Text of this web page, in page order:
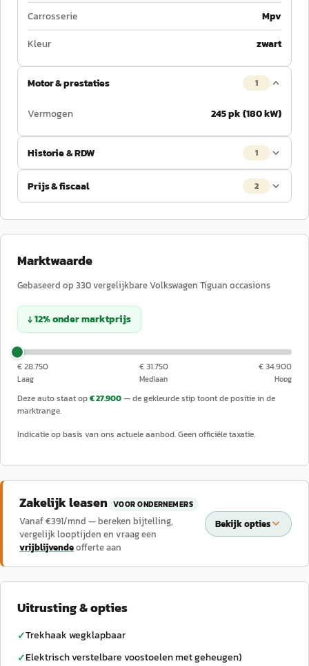
Carrosserie
Mpv
Kleur
zwart
Motor & prestaties 1
Vermogen 245 pk (180 kW)
Historie & RDW 1
Prijs & fiscaal 2
Marktwaarde
Gebaseerd op 330vergelijkbareVolkswagen Tiguan occasions
↓12%ondermarktprijs
€ 28.750
Laag
€ 31.750
Mediaan
€ 34.900
Hoog
Deze auto staat op€ 27.900— de gekleurde stip toont de positie in de
marktrange.
Indicatie op basis van ons actuele aanbod. Geen officiële taxatie.
Zakelijk leasen VOOR ONDERNEMERS
Vanaf €391/mnd — bereken bijtelling,
vergelijk looptijden en vraag een
vrijblijvendeofferte aan
Bekijk opties
Uitrusting & opties
✓Trekhaak wegklapbaar
✓Elektrisch verstelbare voostoelen met geheugen)